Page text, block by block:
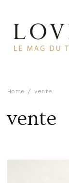
Home vente
vente